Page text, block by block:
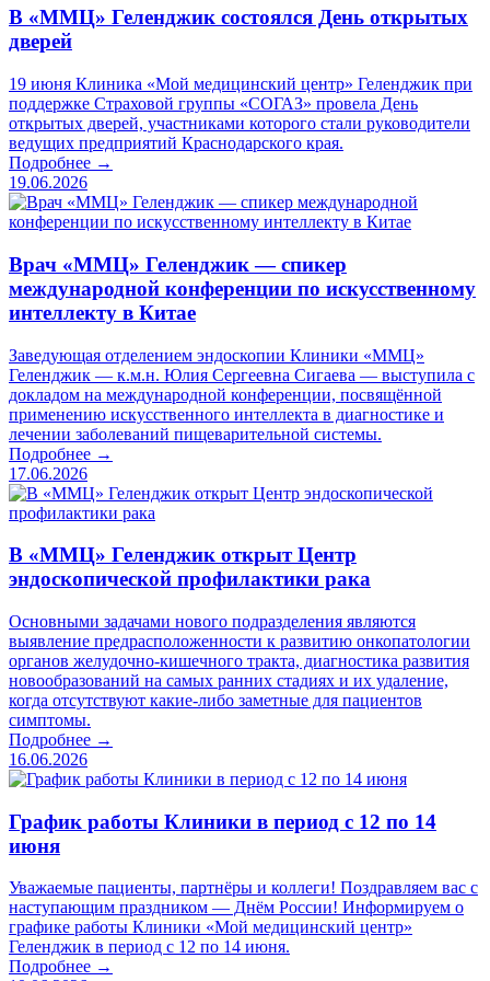
В «ММЦ» Геленджик состоялся День открытых
дверей
19 июня Клиника «Мой медицинский центр» Геленджик при
поддержке Страховой группы «СОГАЗ» провела День
открытых дверей, участниками которого стали руководители
ведущих предприятий Краснодарского края.
Подробнее →
19.06.2026
Врач «ММЦ» Геленджик — спикер
международной конференции по искусственному
интеллекту в Китае
Заведующая отделением эндоскопии Клиники «ММЦ»
Геленджик — к.м.н. Юлия Сергеевна Сигаева — выступила с
докладом на международной конференции, посвящённой
применению искусственного интеллекта в диагностике и
лечении заболеваний пищеварительной системы.
Подробнее →
17.06.2026
В «ММЦ» Геленджик открыт Центр
эндоскопической профилактики рака
Основными задачами нового подразделения являются
выявление предрасположенности к развитию онкопатологии
органов желудочно-кишечного тракта, диагностика развития
новообразований на самых ранних стадиях и их удаление,
когда отсутствуют какие-либо заметные для пациентов
симптомы.
Подробнее →
16.06.2026
График работы Клиники в период с 12 по 14
июня
Уважаемые пациенты, партнёры и коллеги! Поздравляем вас с
наступающим праздником — Днём России! Информируем о
графике работы Клиники «Мой медицинский центр»
Геленджик в период с 12 по 14 июня.
Подробнее →